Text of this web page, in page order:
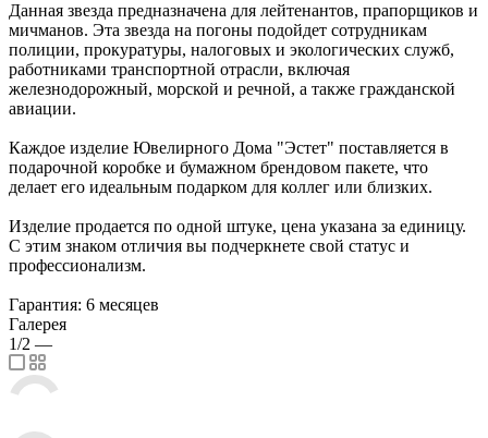
Данная звезда предназначена для лейтенантов, прапорщиков и
мичманов. Эта звезда на погоны подойдет сотрудникам
полиции, прокуратуры, налоговых и экологических служб,
работниками транспортной отрасли, включая
железнодорожный, морской и речной, а также гражданской
авиации.
Каждое изделие Ювелирного Дома "Эстет" поставляется в
подарочной коробке и бумажном брендовом пакете, что
делает его идеальным подарком для коллег или близких.
Изделие продается по одной штуке, цена указана за единицу.
С этим знаком отличия вы подчеркнете свой статус и
профессионализм.
Гарантия: 6 месяцев
Галерея
1/2 —